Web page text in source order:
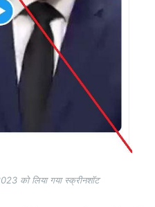
को लिया गया स्क्रीनशॉट